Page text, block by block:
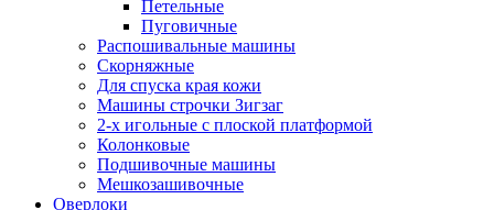
Петельные
Пуговичные
Распошивальные машины
Скорняжные
Для спуска края кожи
Машины строчки Зигзаг
2-х игольные с плоской платформой
Колонковые
Подшивочные машины
Мешкозашивочные
Оверлоки